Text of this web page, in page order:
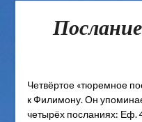
Четвёртое «тюремное
к Филимону. Он
четырёх посланиях: Еф.